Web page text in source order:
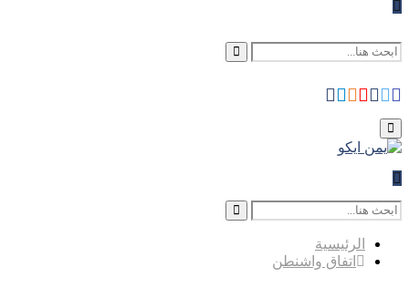
Search
for:
Search
Facebook
Twitter
Instagram
Youtube
Rss
Telegram
Whatsapp
Primary
Menu
Search
for:
Search
الرئيسية
اتفاق واشنطن